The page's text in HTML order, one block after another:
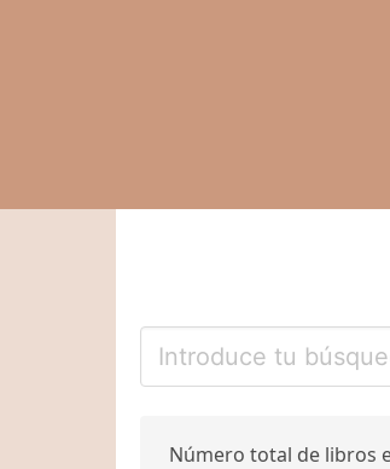
Número total de libros